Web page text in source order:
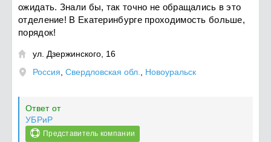
ожидать. Знали бы, так точно не обращались в это
отделение! В Екатеринбурге проходимость больше,
порядок!

ул. Дзержинского, 16
Россия Свердловская обл. Новоуральск
Ответ от
УБРиР
Представитель компании